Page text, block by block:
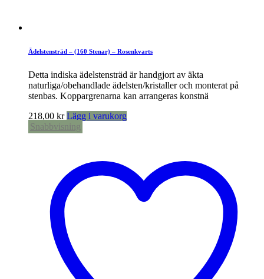
Ädelstensträd – (160 Stenar) – Rosenkvarts
Detta indiska ädelstensträd är handgjort av äkta
naturliga/obehandlade ädelsten/kristaller och monterat på
stenbas. Koppargrenarna kan arrangeras konstnä
218,00 kr Lägg i varukorg
Snabbvisning